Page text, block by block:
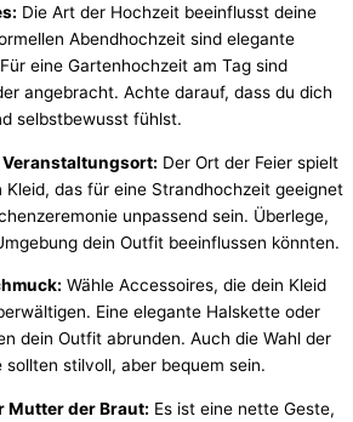
Die Art der Hochzeit beeinflusst deine
Abendhochzeit sind elegante
Für eine Gartenhochzeit am Tag sind
angebracht. Achte darauf, dass du dich
selbstbewusst fühlst.
Veranstaltungsort: Der Ort der Feier spielt
Kleid, das für eine Strandhochzeit geeignet
unpassend sein. Überlege,
dein Outfit beeinflussen könnten.
Wähle Accessoires, die dein Kleid
ltigen. Eine elegante Halskette oder
dein Outfit abrunden. Auch die Wahl der
sollten stilvoll, aber bequem sein.
MutterderBraut: Es ist eine nette Geste,